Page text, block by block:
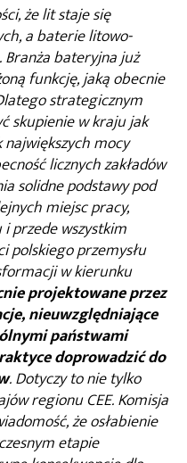
że lit staje się
a baterie litowo-
bateryjna już
funkcję, jaką obecnie
strategicznym
skupienie w kraju jak
mocy
licznych zakładów
solidne podstawy pod
miejsc pracy,
przede wszystkim
polskiego przemysłu
w kierunku
projektowane przez
nieuwzględniające
państwami
doprowadzić do
. Dotyczy to nie tylko
regionu CEE. Komisja
że osłabienie
etapie